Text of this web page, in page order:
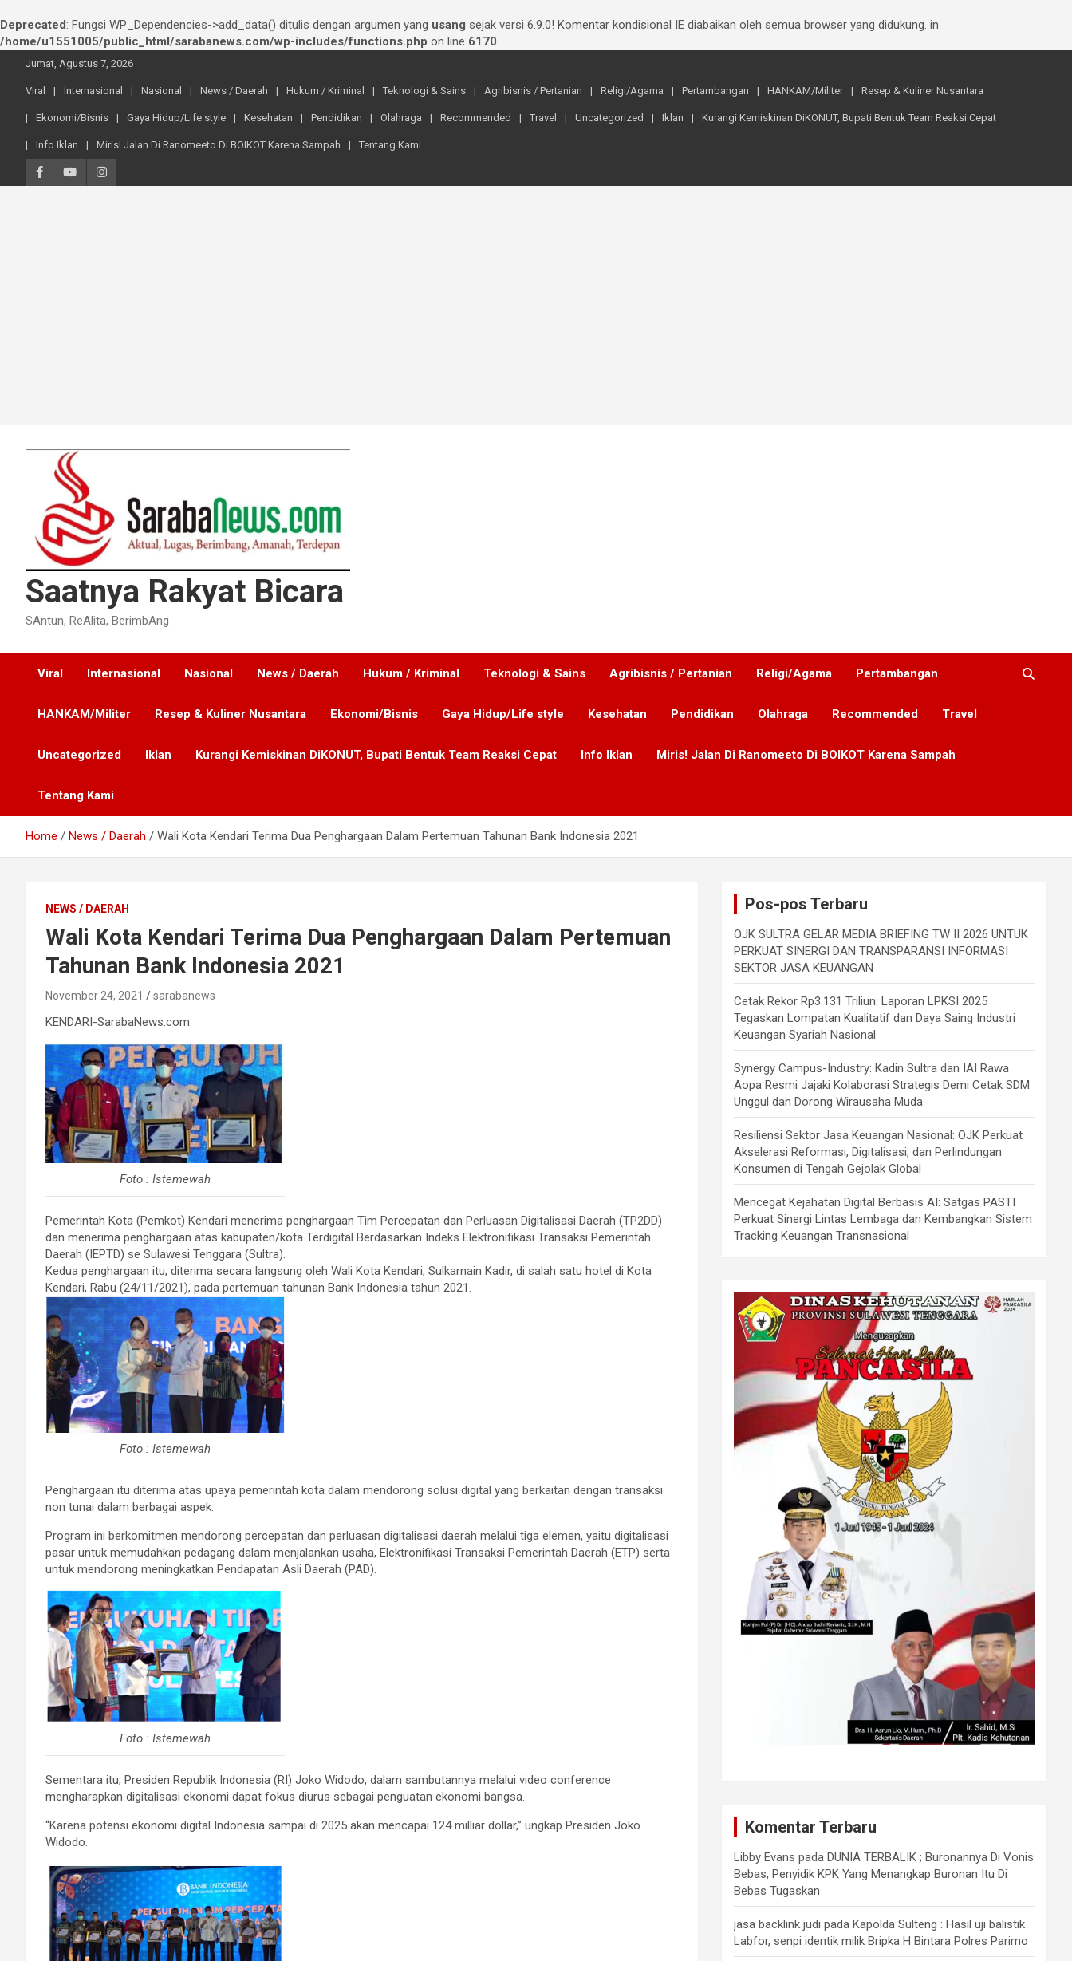
Deprecated: Fungsi WP_Dependencies->add_data() ditulis dengan argumen yang usang sejak versi 6.9.0! Komentar kondisional IE diabaikan oleh semua browser yang didukung. in
/home/u1551005/public_html/sarabanews.com/wp-includes/functions.php on line 6170
content
Jumat, Agustus 7, 2026
Viral Internasional Nasional News / Daerah Hukum / Kriminal Teknologi & Sains Agribisnis / Pertanian Religi/Agama Pertambangan HANKAM/Militer Resep & Kuliner Nusantara
Ekonomi/Bisnis Gaya Hidup/Life style Kesehatan Pendidikan Olahraga Recommended Travel Uncategorized Iklan Kurangi Kemiskinan DiKONUT, Bupati Bentuk Team Reaksi Cepat
Info Iklan Miris! Jalan Di Ranomeeto Di BOIKOT Karena Sampah Tentang Kami
Saatnya Rakyat Bicara
SAntun, ReAlita, BerimbAng
Viral Internasional Nasional News / Daerah Hukum / Kriminal Teknologi & Sains Agribisnis / Pertanian Religi/Agama Pertambangan
HANKAM/Militer Resep & Kuliner Nusantara Ekonomi/Bisnis Gaya Hidup/Life style Kesehatan Pendidikan Olahraga Recommended Travel
Uncategorized Iklan Kurangi Kemiskinan DiKONUT, Bupati Bentuk Team Reaksi Cepat Info Iklan Miris! Jalan Di Ranomeeto Di BOIKOT Karena Sampah
Tentang Kami
Home News / Daerah Wali Kota Kendari Terima Dua Penghargaan Dalam Pertemuan Tahunan Bank Indonesia 2021
NEWS / DAERAH
Wali Kota Kendari Terima Dua Penghargaan Dalam Pertemuan
Tahunan Bank Indonesia 2021
November 24, 2021 sarabanews
KENDARI-SarabaNews.com.
Foto : Istemewah
Pemerintah Kota (Pemkot) Kendari menerima penghargaan Tim Percepatan dan Perluasan Digitalisasi Daerah (TP2DD)
dan menerima penghargaan atas kabupaten/kota Terdigital Berdasarkan Indeks Elektronifikasi Transaksi Pemerintah
Daerah (IEPTD) se Sulawesi Tenggara (Sultra).
Kedua penghargaan itu, diterima secara langsung oleh Wali Kota Kendari, Sulkarnain Kadir, di salah satu hotel di Kota
Kendari, Rabu (24/11/2021), pada pertemuan tahunan Bank Indonesia tahun 2021.
Foto : Istemewah
Penghargaan itu diterima atas upaya pemerintah kota dalam mendorong solusi digital yang berkaitan dengan transaksi
non tunai dalam berbagai aspek.
Program ini berkomitmen mendorong percepatan dan perluasan digitalisasi daerah melalui tiga elemen, yaitu digitalisasi
pasar untuk memudahkan pedagang dalam menjalankan usaha, Elektronifikasi Transaksi Pemerintah Daerah (ETP) serta
untuk mendorong meningkatkan Pendapatan Asli Daerah (PAD).
Foto : Istemewah
Sementara itu, Presiden Republik Indonesia (RI) Joko Widodo, dalam sambutannya melalui video conference
mengharapkan digitalisasi ekonomi dapat fokus diurus sebagai penguatan ekonomi bangsa.
“Karena potensi ekonomi digital Indonesia sampai di 2025 akan mencapai 124 milliar dollar,” ungkap Presiden Joko
Widodo.
Pos-pos Terbaru
OJK SULTRA GELAR MEDIA BRIEFING TW II 2026 UNTUK
PERKUAT SINERGI DAN TRANSPARANSI INFORMASI
SEKTOR JASA KEUANGAN
Cetak Rekor Rp3.131 Triliun: Laporan LPKSI 2025
Tegaskan Lompatan Kualitatif dan Daya Saing Industri
Keuangan Syariah Nasional
Synergy Campus-Industry: Kadin Sultra dan IAI Rawa
Aopa Resmi Jajaki Kolaborasi Strategis Demi Cetak SDM
Unggul dan Dorong Wirausaha Muda
Resiliensi Sektor Jasa Keuangan Nasional: OJK Perkuat
Akselerasi Reformasi, Digitalisasi, dan Perlindungan
Konsumen di Tengah Gejolak Global
Mencegat Kejahatan Digital Berbasis AI: Satgas PASTI
Perkuat Sinergi Lintas Lembaga dan Kembangkan Sistem
Tracking Keuangan Transnasional
Komentar Terbaru
Libby Evans pada DUNIA TERBALIK ; Buronannya Di Vonis
Bebas, Penyidik KPK Yang Menangkap Buronan Itu Di
Bebas Tugaskan
jasa backlink judi pada Kapolda Sulteng : Hasil uji balistik
Labfor, senpi identik milik Bripka H Bintara Polres Parimo